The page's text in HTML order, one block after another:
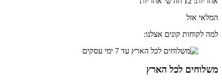
אזל
לקוחות קונים אצלנו:
לכל הארץ